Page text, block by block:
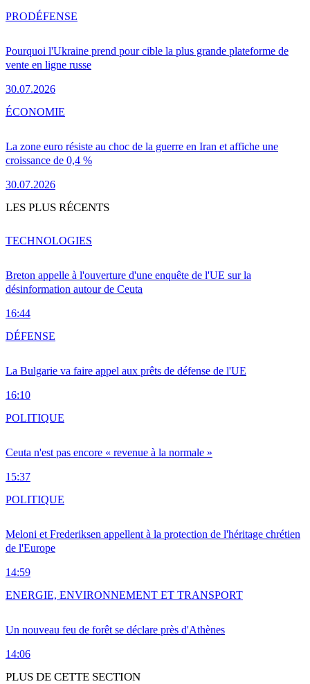
Pourquoi l'Ukraine prend pour cible la plus grande plateforme de
vente en ligne russe
30.07.2026
PRODÉFENSE
La zone euro résiste au choc de la guerre en Iran et affiche une
croissance de 0,4 %
30.07.2026
ÉCONOMIE
LES PLUS RÉCENTS
Breton appelle à l'ouverture d'une enquête de l'UE sur la
désinformation autour de Ceuta
16:44
TECHNOLOGIES
La Bulgarie va faire appel aux prêts de défense de l'UE
16:10
DÉFENSE
Ceuta n'est pas encore « revenue à la normale »
15:37
POLITIQUE
Meloni et Frederiksen appellent à la protection de l'héritage chrétien
de l'Europe
14:59
POLITIQUE
Un nouveau feu de forêt se déclare près d'Athènes
14:06
ENERGIE, ENVIRONNEMENT ET TRANSPORT
PLUS DE CETTE SECTION